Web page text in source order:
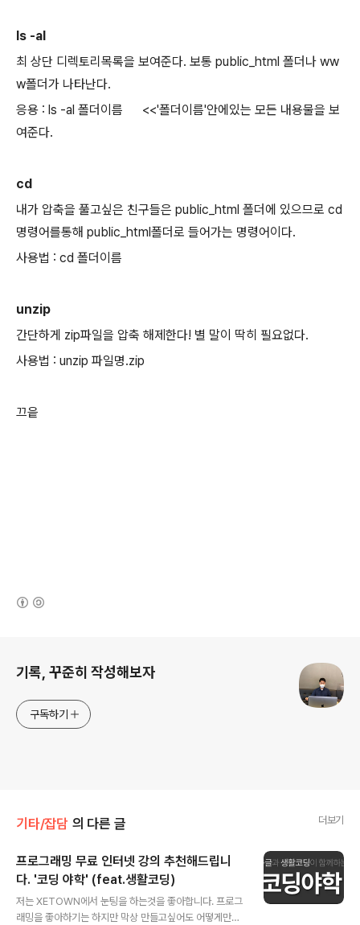
ls -al
최 상단 디렉토리목록을 보여준다. 보통 public_html 폴더나 ww
w폴더가 나타난다.
응용 : ls -al 폴더이름 <<'폴더이름'안에있는 모든 내용물을 보
여준다.
cd
내가 압축을 풀고싶은 친구들은 public_html 폴더에 있으므로 cd
명령어를통해 public_html폴더로 들어가는 명령어이다.
사용법 : cd 폴더이름
unzip
간단하게 zip파일을 압축 해제한다! 별 말이 딱히 필요없다.
사용법 : unzip 파일명.zip
끄읕
기록, 꾸준히 작성해보자
구독하기
기타/잡담 의 다른 글 더보기
프로그래밍 무료 인터넷 강의 추천해드립니
다. '코딩 야학' (feat.생활코딩)
저는 XETOWN에서 눈팅을 하는것을 좋아합니다. 프로그
래밍을 좋아하기는 하지만 막상 만들고싶어도 어떻게만드